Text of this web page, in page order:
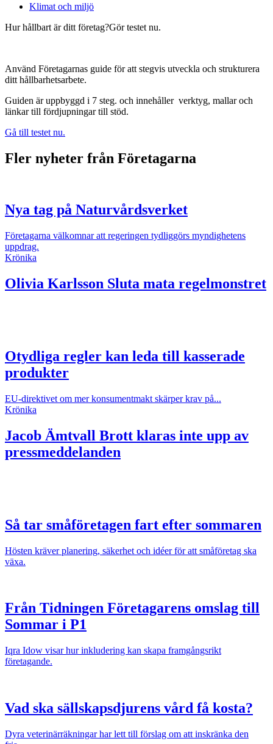
Klimat och miljö
Hur hållbart är ditt företag?Gör testet nu.
Använd Företagarnas guide för att stegvis utveckla och strukturera
ditt hållbarhetsarbete.
Guiden är uppbyggd i 7 steg. och innehåller verktyg, mallar och
länkar till fördjupningar till stöd.
Gå till testet nu.
Fler nyheter från Företagarna
Nya tag på Naturvårdsverket
Företagarna välkomnar att regeringen tydliggörs myndighetens
uppdrag.
Krönika
Olivia Karlsson Sluta mata regelmonstret
Otydliga regler kan leda till kasserade
produkter
EU-direktivet om mer konsumentmakt skärper krav på...
Krönika
Jacob Ämtvall Brott klaras inte upp av
pressmeddelanden
Så tar småföretagen fart efter sommaren
Hösten kräver planering, säkerhet och idéer för att småföretag ska
växa.
Från Tidningen Företagarens omslag till
Sommar i P1
Iqra Idow visar hur inkludering kan skapa framgångsrikt
företagande.
Vad ska sällskapsdjurens vård få kosta?
Dyra veterinärräkningar har lett till förslag om att inskränka den